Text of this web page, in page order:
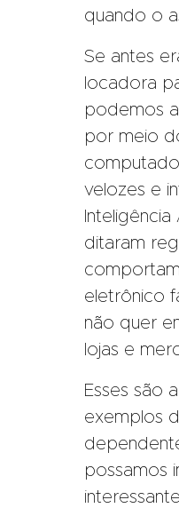
quando o
Se antes
locadora
podemos
por meio
velozes e
ditaram
eletrônico
não quer
lojas e
Esses são
exemplos
possamos